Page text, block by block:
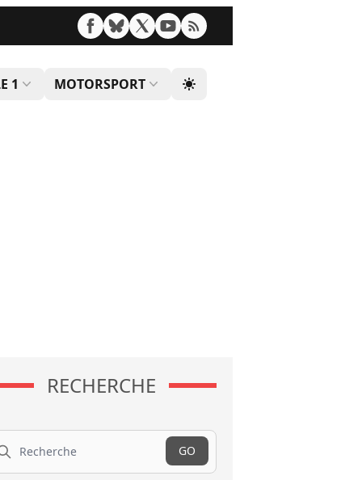
1 MOTORSPORT
RECHERCHE
GO